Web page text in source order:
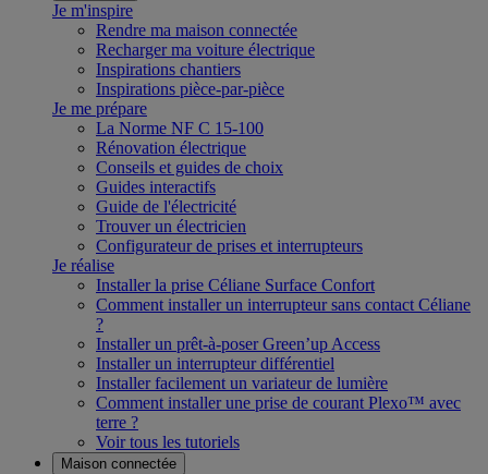
Je m'inspire
Rendre ma maison connectée
Recharger ma voiture électrique
Inspirations chantiers
Inspirations pièce-par-pièce
Je me prépare
La Norme NF C 15-100
Rénovation électrique
Conseils et guides de choix
Guides interactifs
Guide de l'électricité
Trouver un électricien
Configurateur de prises et interrupteurs
Je réalise
Installer la prise Céliane Surface Confort
Comment installer un interrupteur sans contact Céliane
?
Installer un prêt-à-poser Green’up Access
Installer un interrupteur différentiel
Installer facilement un variateur de lumière
Comment installer une prise de courant Plexo™ avec
terre ?
Voir tous les tutoriels
Maison connectée